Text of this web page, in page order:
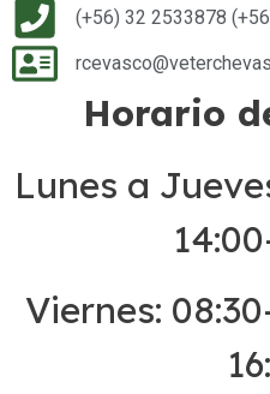
(+56) 32 2533878
Horario
Lunes a
Viernes: